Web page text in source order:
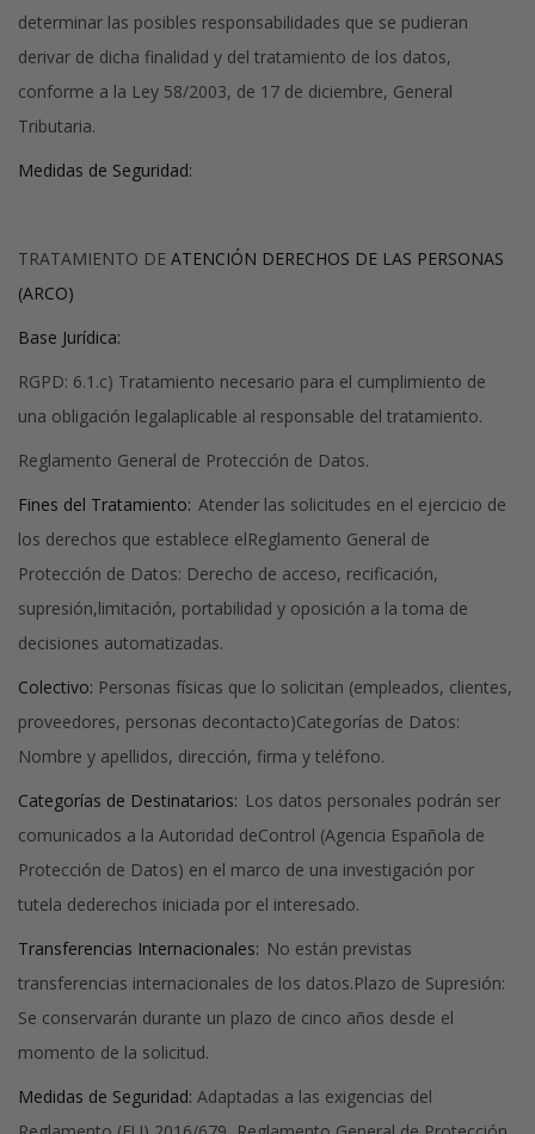
determinar las posibles responsabilidades que se pudieran
derivar de dicha finalidad y del tratamiento de los datos,
conforme a la Ley 58/2003, de 17 de diciembre, General
Tributaria.
Medidas de Seguridad:
TRATAMIENTO DE ATENCIÓN DERECHOS DE LAS PERSONAS
(ARCO)
Base Jurídica:
RGPD: 6.1.c) Tratamiento necesario para el cumplimiento de
una obligación legalaplicable al responsable del tratamiento.
Reglamento General de Protección de Datos.
Fines del Tratamiento: Atender las solicitudes en el ejercicio de
los derechos que establece elReglamento General de
Protección de Datos: Derecho de acceso, recificación,
supresión,limitación, portabilidad y oposición a la toma de
decisiones automatizadas.
Colectivo: Personas físicas que lo solicitan (empleados, clientes,
proveedores, personas decontacto)Categorías de Datos:
Nombre y apellidos, dirección, firma y teléfono.
Categorías de Destinatarios: Los datos personales podrán ser
comunicados a la Autoridad deControl (Agencia Española de
Protección de Datos) en el marco de una investigación por
tutela dederechos iniciada por el interesado.
Transferencias Internacionales: No están previstas
transferencias internacionales de los datos.Plazo de Supresión:
Se conservarán durante un plazo de cinco años desde el
momento de la solicitud.
Medidas de Seguridad: Adaptadas a las exigencias del